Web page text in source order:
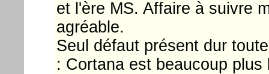
et l'ère MS. Affaire à suivre
agréable.
Seul défaut présent dur
: Cortana est beaucoup plus